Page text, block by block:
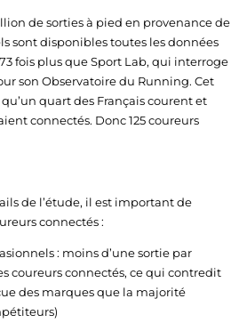
de sorties à pied en provenance de
sont disponibles toutes les données
fois plus que Sport Lab, qui interroge
son Observatoire du Running. Cet
quart des Français courent et
connectés. Donc 125 coureurs
de l’étude, il est important de
connectés :
: moins d’une sortie par
coureurs connectés, ce qui contredit
des marques que la majorité